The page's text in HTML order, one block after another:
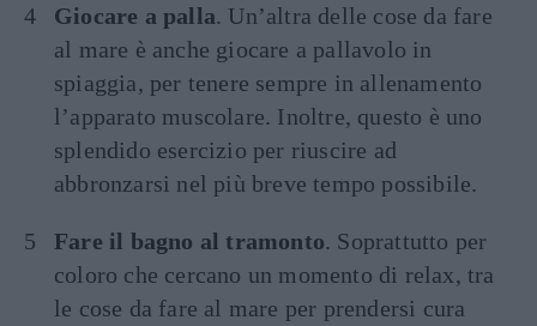
Giocare a palla. Un’altra delle cose da fare
al mare è anche giocare a pallavolo in
spiaggia, per tenere sempre in allenamento
l’apparato muscolare. Inoltre, questo è uno
splendido esercizio per riuscire ad
abbronzarsi nel più breve tempo possibile.
Fare il bagno al tramonto. Soprattutto per
coloro che cercano un momento di relax, tra
le cose da fare al mare per prendersi cura